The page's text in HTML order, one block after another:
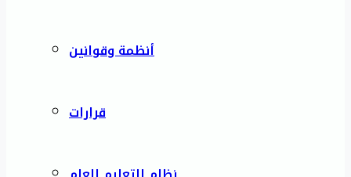
أنظمة وقوانين
قرارات